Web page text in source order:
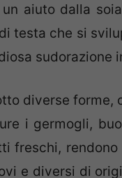
un aiuto dalla
testa che si
sudorazione
diverse forme,
i germogli,
freschi,
e diversi di